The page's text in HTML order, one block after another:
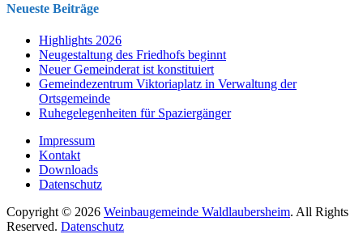
Neueste Beiträge
Highlights 2026
Neugestaltung des Friedhofs beginnt
Neuer Gemeinderat ist konstituiert
Gemeindezentrum Viktoriaplatz in Verwaltung der
Ortsgemeinde
Ruhegelegenheiten für Spaziergänger
Impressum
Kontakt
Downloads
Datenschutz
Copyright © 2026 Weinbaugemeinde Waldlaubersheim. All Rights
Reserved. Datenschutz